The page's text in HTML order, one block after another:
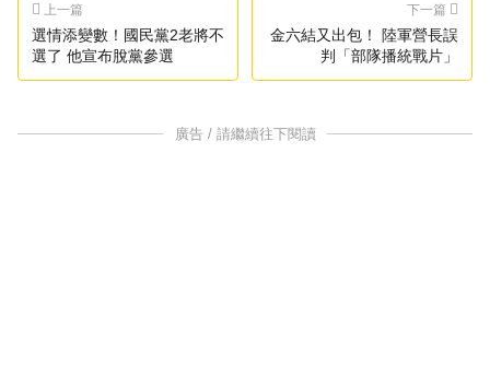
上一篇
選情添變數！國民黨2老將不
選了 他宣布脫黨參選
下一篇
金六結又出包！ 陸軍營長誤
判「部隊播統戰片」
廣告 / 請繼續往下閱讀